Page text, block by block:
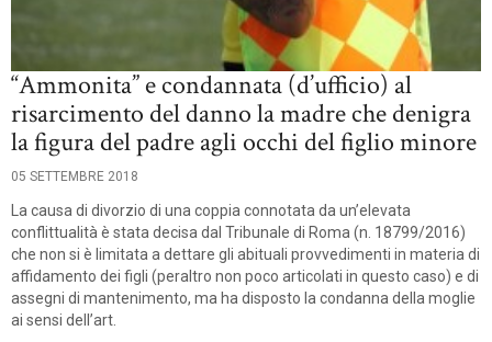
“Ammonita” e condannata (d’ufficio) al
risarcimento del danno la madre che denigra
la figura del padre agli occhi del figlio minore
05 SETTEMBRE 2018
La causa di divorzio di una coppia connotata da un’elevata
conflittualità è stata decisa dal Tribunale di Roma (n. 18799/2016)
che non si è limitata a dettare gli abituali provvedimenti in materia di
affidamento dei figli (peraltro non poco articolati in questo caso) e di
assegni di mantenimento, ma ha disposto la condanna della moglie
ai sensi dell’art.